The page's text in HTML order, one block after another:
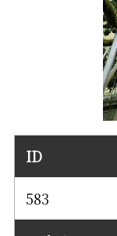
ID
583